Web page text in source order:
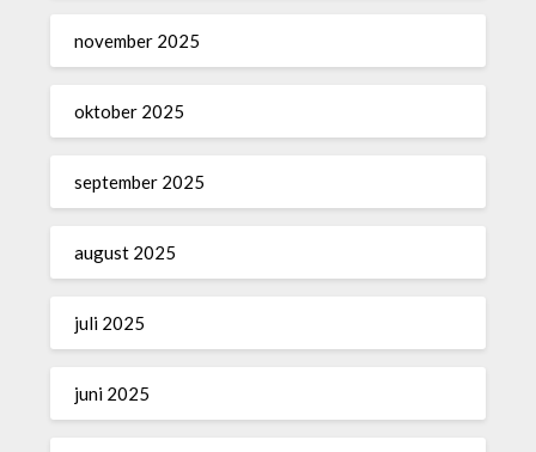
november 2025
oktober 2025
september 2025
august 2025
juli 2025
juni 2025